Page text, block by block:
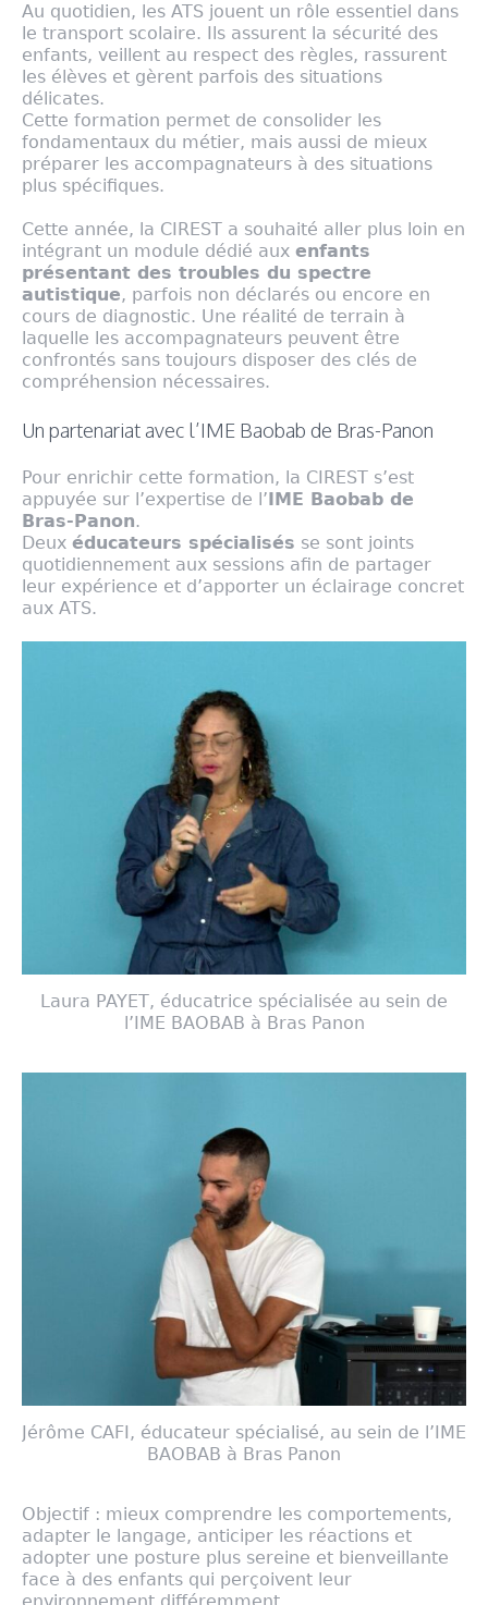
Au quotidien, les ATS jouent un rôle essentiel dans
le transport scolaire. Ils assurent la sécurité des
enfants, veillent au respect des règles, rassurent
les élèves et gèrent parfois des situations
délicates.
Cette formation permet de consolider les
fondamentaux du métier, mais aussi de mieux
préparer les accompagnateurs à des situations
plus spécifiques.
Cette année, la CIREST a souhaité aller plus loin en
intégrant un module dédié aux enfants
présentant des troubles du spectre
autistique, parfois non déclarés ou encore en
cours de diagnostic. Une réalité de terrain à
laquelle les accompagnateurs peuvent être
confrontés sans toujours disposer des clés de
compréhension nécessaires.
Un partenariat avec l’IME Baobab de Bras-Panon
Pour enrichir cette formation, la CIREST s’est
appuyée sur l’expertise de l’ IME Baobab de
Bras-Panon.
Deux éducateurs spécialisés se sont joints
quotidiennement aux sessions afin de partager
leur expérience et d’apporter un éclairage concret
aux ATS.
Laura PAYET, éducatrice spécialisée au sein de
l’IME BAOBAB à Bras Panon
Jérôme CAFI, éducateur spécialisé, au sein de l’IME
BAOBAB à Bras Panon
Objectif : mieux comprendre les comportements,
adapter le langage, anticiper les réactions et
adopter une posture plus sereine et bienveillante
face à des enfants qui perçoivent leur